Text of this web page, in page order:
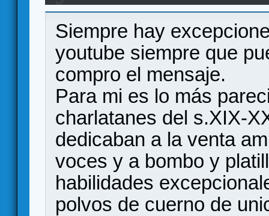
Siempre hay
youtube siempre que
compro el mensaje.
Para mi es lo más
charlatanes del s.XIX-
dedicaban a la venta
voces y a bombo y
habilidades
polvos de cuerno de